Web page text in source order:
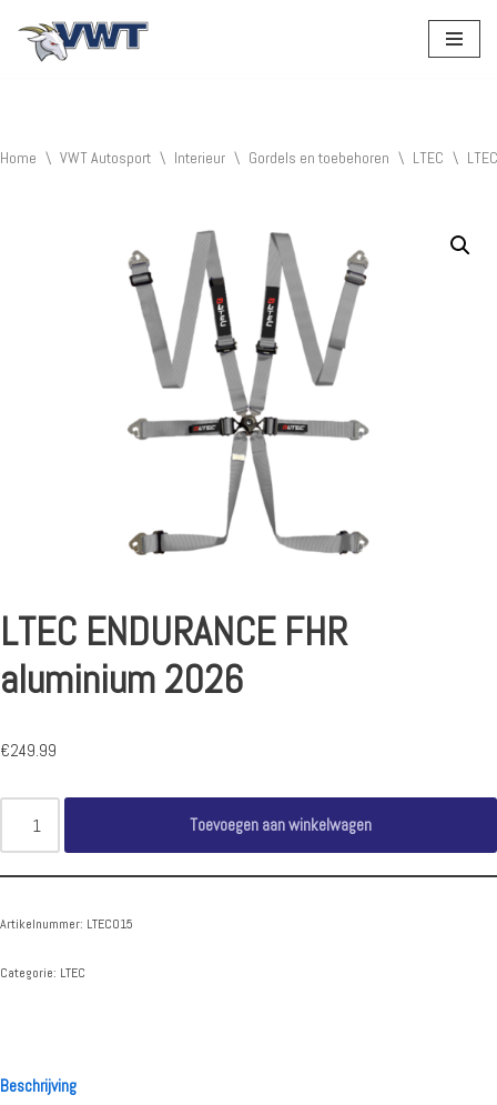
Home \ VWT Autosport \ Interieur \ Gordels en toebehoren \ LTEC \
LTEC ENDURANCE FHR
aluminium 2026
€249.99
Toevoegen aan winkelwagen
Artikelnummer: LTEC015
Categorie: LTEC
Beschrijving